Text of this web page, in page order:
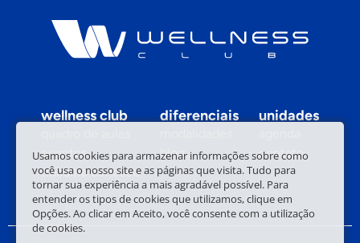
wellness club diferenciais unidades
eventos
blog
contato
trabalhe conosco
Usamos cookies para armazenar informações sobre como
você usa o nosso site e as páginas que visita. Tudo para
tornar sua experiência a mais agradável possível. Para
entender os tipos de cookies que utilizamos, clique em
Opções. Ao clicar em Aceito, você consente com a utilização
de cookies.